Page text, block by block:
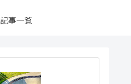
記事一覧